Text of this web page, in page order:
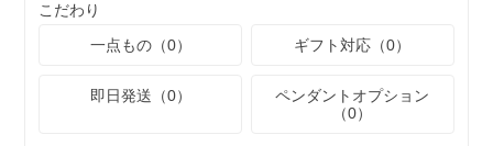
こだわり
一点もの（0）
ギフト対応（0）
即日発送（0）
ペンダントオプション
（0）